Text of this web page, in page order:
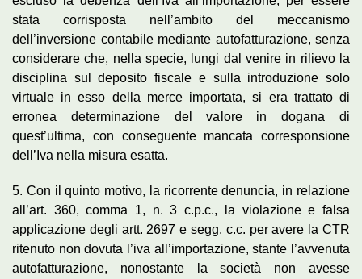
stata corrisposta nell’ambito del meccanismo
dell’inversione contabile mediante autofatturazione, senza
considerare che, nella specie, lungi dal venire in rilievo la
disciplina sul deposito fiscale e sulla introduzione solo
virtuale in esso della merce importata, si era trattato di
erronea determinazione del valore in dogana di
quest’ultima, con conseguente mancata corresponsione
dell’Iva nella misura esatta.
5. Con il quinto motivo, la ricorrente denuncia, in relazione
all’art. 360, comma 1, n. 3 c.p.c., la violazione e falsa
applicazione degli artt. 2697 e segg. c.c. per avere la CTR
ritenuto non dovuta l’iva all’importazione, stante l’avvenuta
autofatturazione, nonostante la società non avesse